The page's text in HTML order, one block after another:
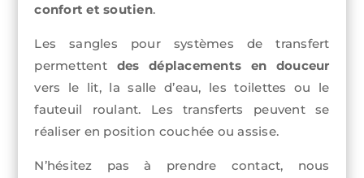
confort et soutien.
Les sangles pour systèmes de transfert
permettent des déplacements en douceur
vers le lit, la salle d’eau, les toilettesou le
fauteuil roulant. Les transferts peuvent se
réaliser en position couchée ou assise.
N’hésitez pas à prendre contact, nous